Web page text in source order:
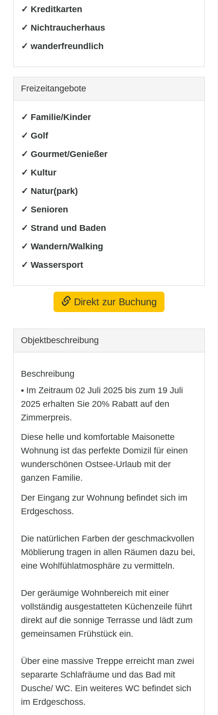
✓ Kreditkarten
✓ Nichtraucherhaus
✓ wanderfreundlich
Freizeitangebote
✓ Familie/Kinder
✓ Golf
✓ Gourmet/Genießer
✓ Kultur
✓ Natur(park)
✓ Senioren
✓ Strand und Baden
✓ Wandern/Walking
✓ Wassersport
Direkt zur Buchung
Objekt­beschreibung
Beschreibung
• Im Zeitraum 02 Juli 2025 bis zum 19 Juli
2025 erhalten Sie 20% Rabatt auf den
Zimmerpreis.
Diese helle und komfortable Maisonette
Wohnung ist das perfekte Domizil für einen
wunderschönen Ostsee-Urlaub mit der
ganzen Familie.
Der Eingang zur Wohnung befindet sich im
Erdgeschoss.
Die natürlichen Farben der geschmackvollen
Möblierung tragen in allen Räumen dazu bei,
eine Wohlfühlatmosphäre zu vermitteln.
Der geräumige Wohnbereich mit einer
vollständig ausgestatteten Küchenzeile führt
direkt auf die sonnige Terrasse und lädt zum
gemeinsamen Frühstück ein.
Über eine massive Treppe erreicht man zwei
separarte Schlafräume und das Bad mit
Dusche/ WC. Ein weiteres WC befindet sich
im Erdgeschoss.